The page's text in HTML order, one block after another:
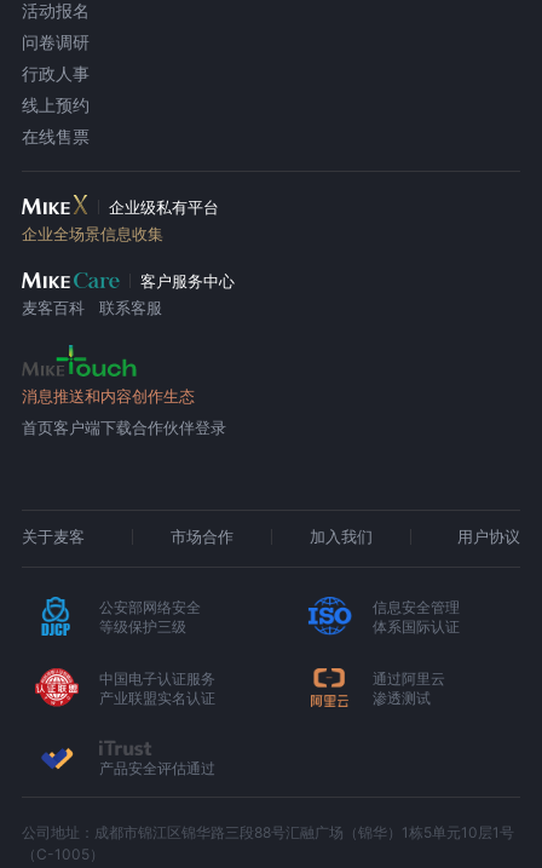
活动报名
问卷调研
行政人事
线上预约
在线售票
企业级私有平台
企业全场景信息收集
客户服务中心
麦客百科
联系客服
消息推送和内容创作生态
首页客户端下载合作伙伴登录
关于麦客 市场合作 加入我们 用户协议
公安部网络安全
等级保护三级
信息安全管理
体系国际认证
中国电子认证服务
产业联盟实名认证
通过阿里云
渗透测试
产品安全评估通过
公司地址：成都市锦江区锦华路三段88号汇融广场（锦华）1栋5单元10层1号
（C-1005）